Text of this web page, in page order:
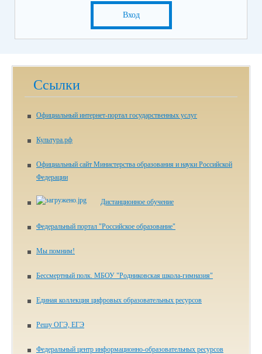
Вход
Ссылки
Официальный интернет-портал государственных услуг
Культура.рф
Официальный сайт Министерства образования и науки Российской
Федерации
Дистанционное обучение
Федеральный портал "Российское образование"
Мы помним!
Бессмертный полк. МБОУ "Родниковская школа-гимназия"
Единая коллекция цифровых образовательных ресурсов
Решу ОГЭ, ЕГЭ
Федеральный центр информационно-образовательных ресурсов